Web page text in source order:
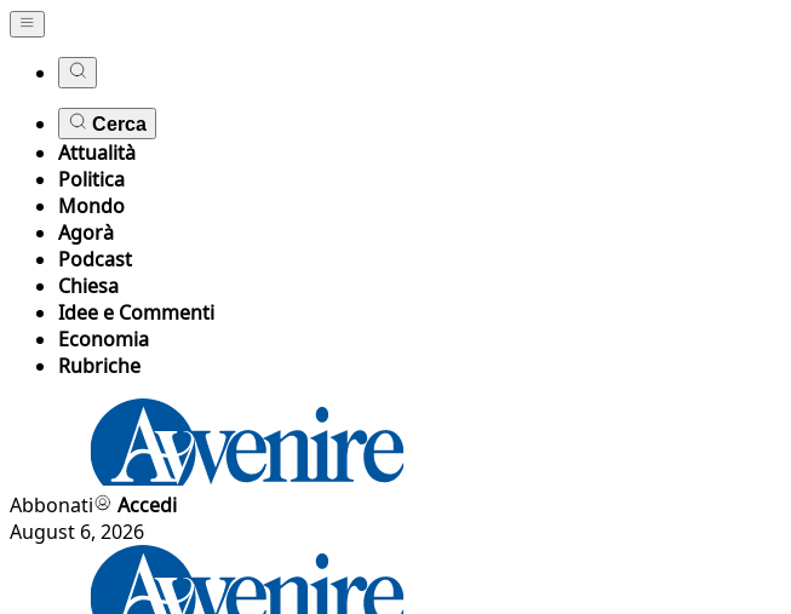
Cerca
Attualità
Politica
Mondo
Agorà
Podcast
Chiesa
Idee e Commenti
Economia
Rubriche
Abbonati
Accedi
August 6, 2026